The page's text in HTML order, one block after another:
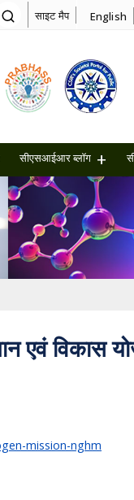
साइट मैप English
सीएसआईआर ब्लॉग
एवं विकास
mission-nghm